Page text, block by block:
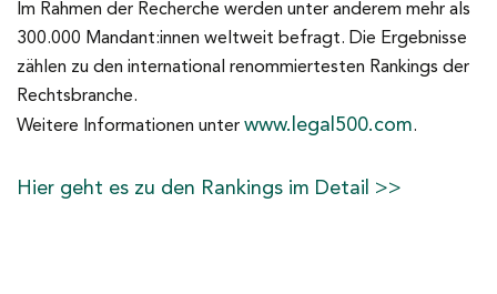
Im Rahmen der Recherche werden unter anderem mehr als
300.000 Mandant:innen weltweit befragt. Die Ergebnisse
zählen zu den international renommiertesten Rankings der
Rechtsbranche.
Weitere Informationen unter www.legal500.com.
Hier geht es zu den Rankings im Detail >>